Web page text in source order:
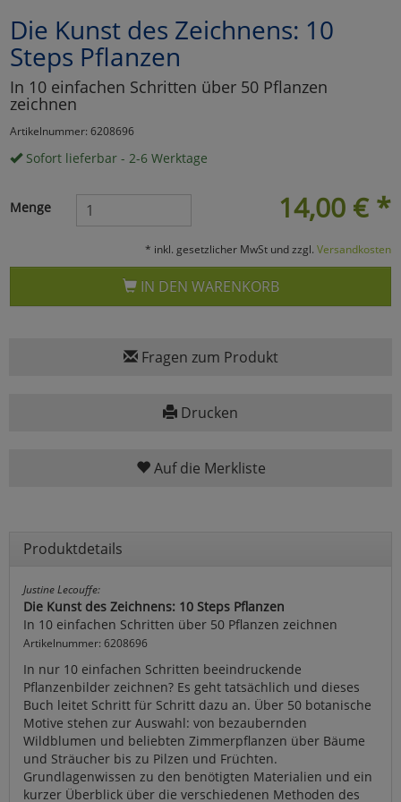
Die Kunst des Zeichnens: 10
Steps Pflanzen
In 10 einfachen Schritten über 50 Pflanzen
zeichnen
Artikelnummer: 6208696
Sofort lieferbar - 2-6 Werktage
14,00 € *
Menge
* inkl. gesetzlicher MwSt und zzgl. Versandkosten
IN DEN WARENKORB
Fragen zum Produkt
Drucken
Auf die Merkliste
Produktdetails
Justine Lecouffe:
Die Kunst des Zeichnens: 10 Steps Pflanzen
In 10 einfachen Schritten über 50 Pflanzen zeichnen
Artikelnummer: 6208696
In nur 10 einfachen Schritten beeindruckende
Pflanzenbilder zeichnen? Es geht tatsächlich und dieses
Buch leitet Schritt für Schritt dazu an. Über 50 botanische
Motive stehen zur Auswahl: von bezaubernden
Wildblumen und beliebten Zimmerpflanzen über Bäume
und Sträucher bis zu Pilzen und Früchten.
Grundlagenwissen zu den benötigten Materialien und ein
kurzer Überblick über die verschiedenen Methoden des
Marketing
Umfragetools
Cookies
Alle Akzeptieren
Einstellungen speichern
zurück